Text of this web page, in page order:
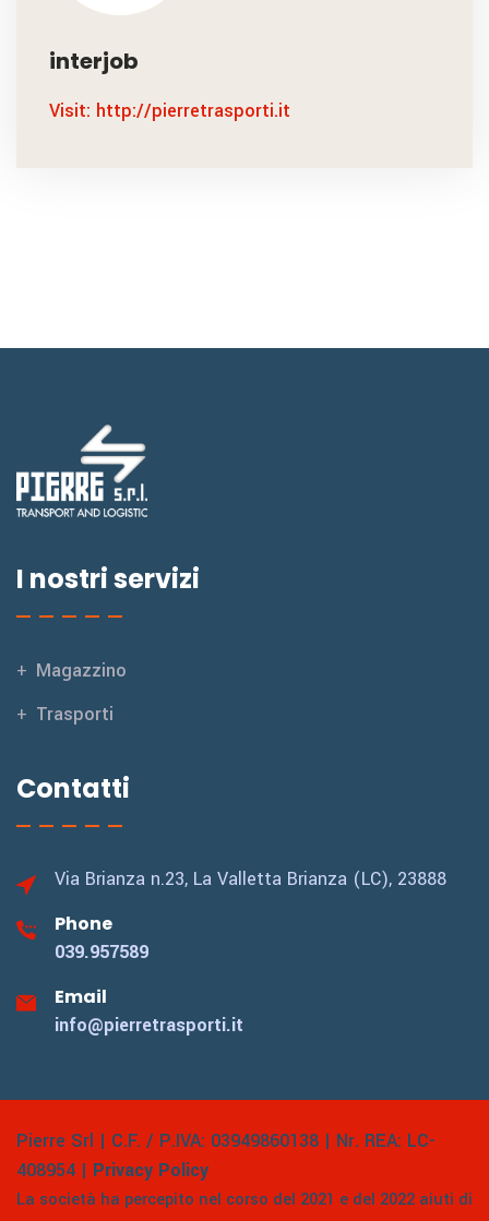
interjob
Visit: http://pierretrasporti.it
I nostri servizi
Magazzino
Trasporti
Contatti
Via Brianza n.23, La Valletta Brianza (LC), 23888
Phone
039.957589
Email
info@pierretrasporti.it
Pierre Srl | C.F. / P.IVA: 03949860138 | Nr. REA: LC-
408954 | Privacy Policy
La società ha percepito nel corso del 2021 e del 2022 aiuti di